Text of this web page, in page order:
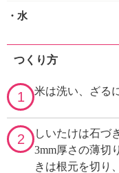
・水
つくり方
1 米は洗い、ざる
2
しいたけは石づ
3mm厚さの薄切
きは根元を切り